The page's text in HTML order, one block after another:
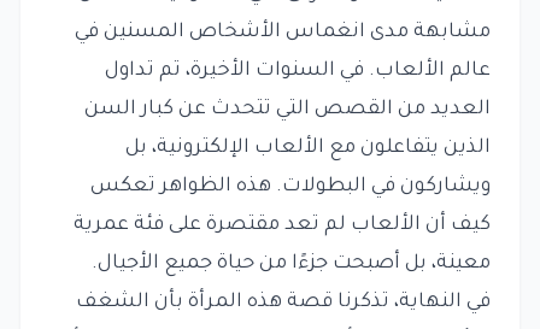
مشابهة مدى انغماس الأشخاص المسنين في
عالم الألعاب. في السنوات الأخيرة، تم تداول
العديد من القصص التي تتحدث عن كبار السن
الذين يتفاعلون مع الألعاب الإلكترونية، بل
ويشاركون في البطولات. هذه الظواهر تعكس
كيف أن الألعاب لم تعد مقتصرة على فئة عمرية
معينة، بل أصبحت جزءًا من حياة جميع الأجيال.
في النهاية، تذكرنا قصة هذه المرأة بأن الشغف